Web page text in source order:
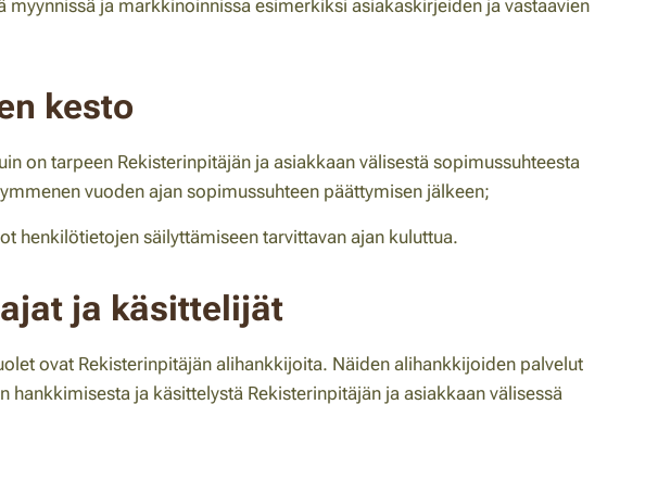
ja markkinoinnissa esimerkiksi asiakaskirjeiden ja vastaavien
kesto
on tarpeen Rekisterinpitäjän ja asiakkaan välisestä sopimussuhteesta
vuoden ajan sopimussuhteen päättymisen jälkeen;
henkilötietojen säilyttämiseen tarvittavan ajan kuluttua.
ja käsittelijät
ovat Rekisterinpitäjän alihankkijoita. Näiden alihankkijoiden palvelut
ja käsittelystä Rekisterinpitäjän ja asiakkaan välisessä